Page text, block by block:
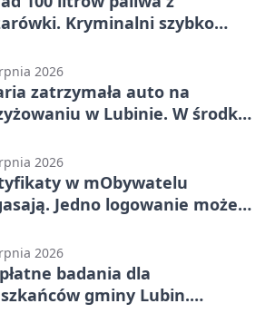
Kryminalni szybko
2026
zatrzymała auto na
w Lubinie. W środku
2026
w mObywatelu
Jedno logowanie może
2026
badania dla
gminy Lubin.